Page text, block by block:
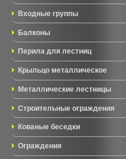
Входные группы
Балконы
Перила для лестниц
Крыльцо металлическое
Металлические лестницы
Строительные ограждения
Кованые беседки
Ограждения